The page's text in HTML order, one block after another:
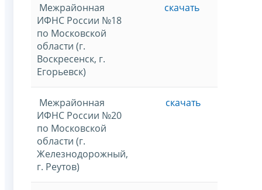
Межрайонная
ИФНС России №18
по Московской
области (г.
Воскресенск, г.
Егорьевск)
скачать
Межрайонная
ИФНС России №20
по Московской
области (г.
Железнодорожный,
г. Реутов)
скачать